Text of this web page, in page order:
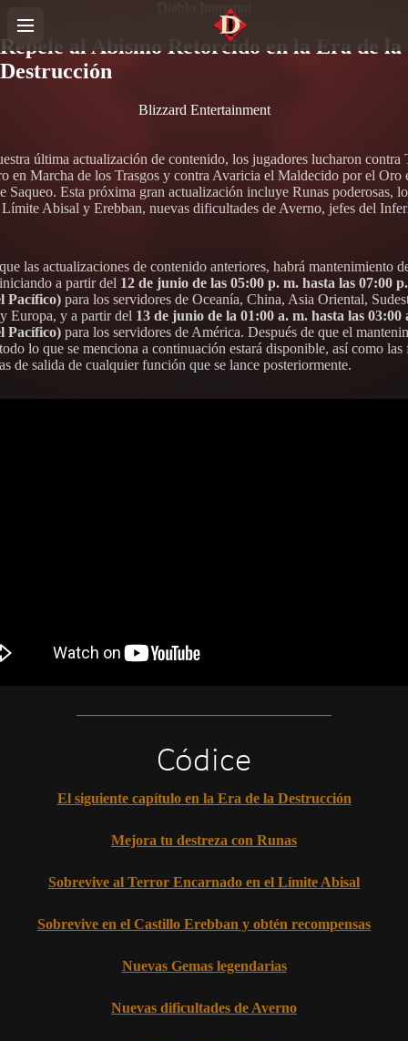
Diablo Immortal
Repele al Abismo Retorcido en la Era de la
Destrucción
Blizzard Entertainment
última actualización de contenido, los jugadores lucharon contra
en Marcha de los Trasgos y contra Avaricia el Maldecido por el Oro
Saqueo. Esta próxima gran actualización incluye Runas poderosas,
Abisal y Erebban, nuevas dificultades de Averno, jefes del
las actualizaciones de contenido anteriores, habrá mantenimiento
a partir del 12 de junio de las 05:00 p. m. hasta las 07:00
Pacífico) para los servidores de Oceanía, China, Asia Oriental,
Europa, y a partir del 13 de junio de la 01:00 a. m. hasta las 03:00
Pacífico) para los servidores de América. Después de que el
lo que se menciona a continuación estará disponible, así como las
de salida de cualquier función que se lance posteriormente.
Códice
El siguiente capítulo en la Era de la Destrucción
Mejora tu destreza con Runas
Sobrevive al Terror Encarnado en el Límite Abisal
Sobrevive en el Castillo Erebban y obtén recompensas
Nuevas Gemas legendarias
Nuevas dificultades de Averno